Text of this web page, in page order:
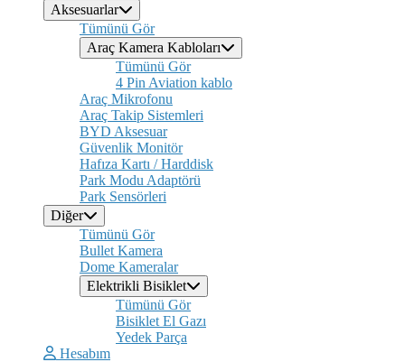
Aksesuarlar
Tümünü Gör
Araç Kamera Kabloları
Tümünü Gör
4 Pin Aviation kablo
Araç Mikrofonu
Araç Takip Sistemleri
BYD Aksesuar
Güvenlik Monitör
Hafıza Kartı / Harddisk
Park Modu Adaptörü
Park Sensörleri
Diğer
Tümünü Gör
Bullet Kamera
Dome Kameralar
Elektrikli Bisiklet
Tümünü Gör
Bisiklet El Gazı
Yedek Parça
Hesabım